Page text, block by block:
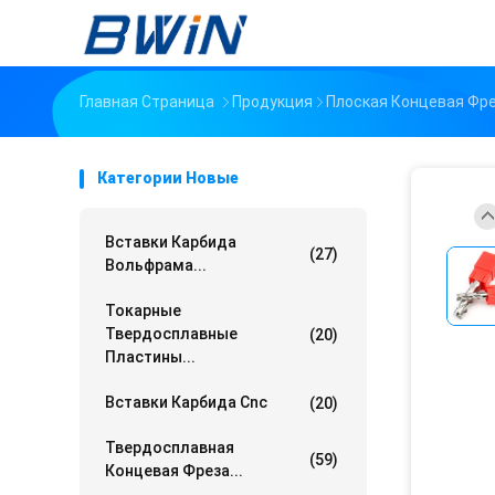
Главная Страница Продукция Плоская Концевая
Категории Новые
Вставки Карбида
Вольфрама...
(27)
Токарные
Твердосплавные
Пластины...
(20)
Вставки Карбида Cnc (20)
Твердосплавная
Концевая Фреза...
(59)